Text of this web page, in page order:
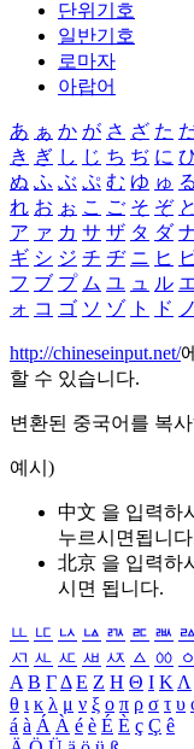
단위기호
일반기호
로마자
아랍어
あ ぁ か が さ ざ た
き ぎ し じ ち ぢ に
ぬ ふ ぶ ぷ む ゆ ゅ る
れ お ぉ こ ご そ ぞ と
ア ァ カ サ ザ タ ダ
ギ シ ジ チ ヂ ニ ヒ
フ ブ プ ム ユ ュ ル
ォ コ ゴ ソ ゾ ト ド ノ
http://chineseinput.net/
할 수 있습니다.
변환된 중국어를 복
예시)
中文 을 입력하
누르시면됩니
北京 을 입력하
시면 됩니다.
ㅥ ㅦ ㅧ ㅨ ㅩ ㅪ ㅫ ㅬ
ㅺ ㅻ ㅼ ㅽ ㅾ ㅿ ㆀ ㆁ
Α Β ΓΔ Ε Ζ Η Θ Ι ΚΛ
θ ι κ λ μ ν ξ ο π ρ σ τ υ
á à Á À é è É È ç Ç ê